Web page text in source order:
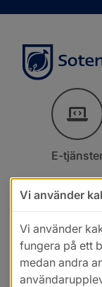
E-
Vi använder
Vi använder
fungera på ett
medan andra